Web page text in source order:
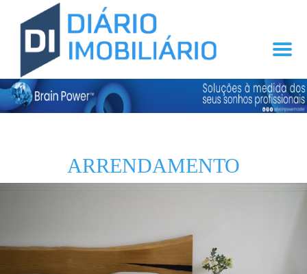
ARRENDAMENTO